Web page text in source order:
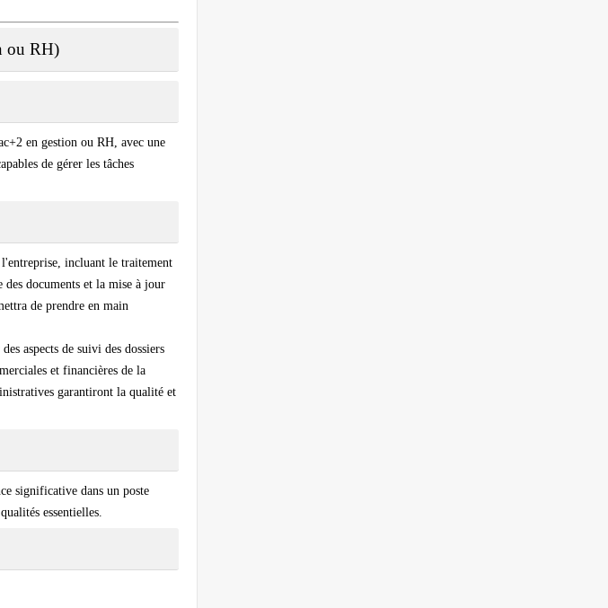
ou RH)
en gestion ou RH, avec une
de gérer les tâches
l'entreprise, incluant le traitement
documents et la mise à jour
de prendre en main
aspects de suivi des dossiers
et financières de la
garantiront la qualité et
significative dans un poste
essentielles.